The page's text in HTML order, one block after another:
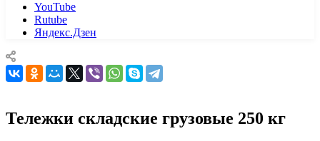
YouTube
Rutube
Яндекс.Дзен
Тележки складские грузовые 250 кг